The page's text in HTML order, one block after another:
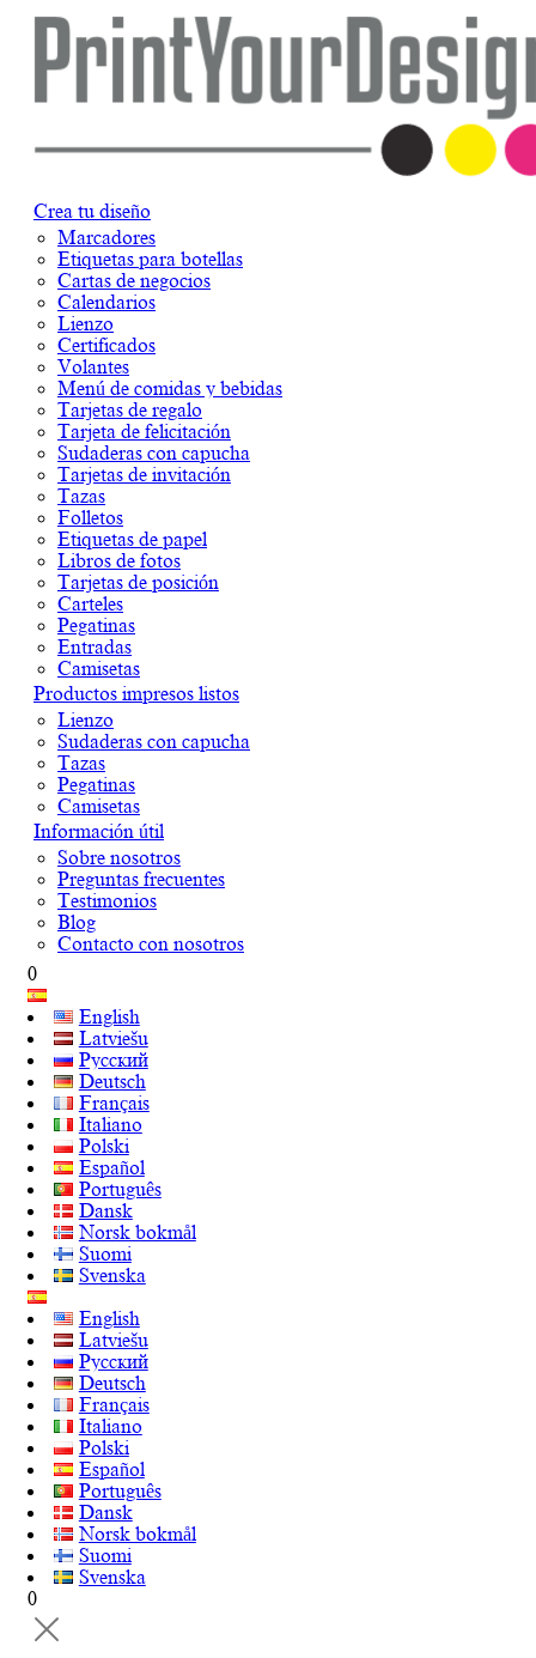
Crea tu diseño
Marcadores
Etiquetas para botellas
Cartas de negocios
Calendarios
Lienzo
Certificados
Volantes
Menú de comidas y bebidas
Tarjetas de regalo
Tarjeta de felicitación
Sudaderas con capucha
Tarjetas de invitación
Tazas
Folletos
Etiquetas de papel
Libros de fotos
Tarjetas de posición
Carteles
Pegatinas
Entradas
Camisetas
Productos impresos listos
Lienzo
Sudaderas con capucha
Tazas
Pegatinas
Camisetas
Información útil
Sobre nosotros
Preguntas frecuentes
Testimonios
Blog
Contacto con nosotros
0
English
Latviešu
Русский
Deutsch
Français
Italiano
Polski
Español
Português
Dansk
Norsk bokmål
Suomi
Svenska
English
Latviešu
Русский
Deutsch
Français
Italiano
Polski
Español
Português
Dansk
Norsk bokmål
Suomi
Svenska
0